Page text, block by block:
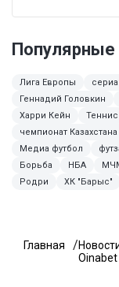
Популярные
Лига Европы сериа
Геннадий Головкин
Харри Кейн
Теннис
чемпионат
Медиа футбол
Борьба
НБА
Родри
ХК "Барыс"
Главная
Oinabet